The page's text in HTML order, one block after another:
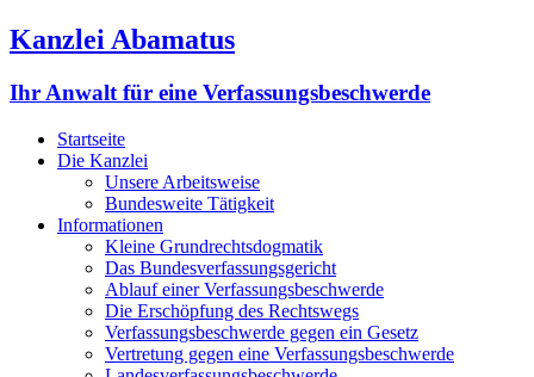
Kanzlei Abamatus
Ihr Anwalt für eine Verfassungsbeschwerde
Startseite
Die Kanzlei
Unsere Arbeitsweise
Bundesweite Tätigkeit
Informationen
Kleine Grundrechtsdogmatik
Das Bundesverfassungsgericht
Ablauf einer Verfassungsbeschwerde
Die Erschöpfung des Rechtswegs
Verfassungsbeschwerde gegen ein Gesetz
Vertretung gegen eine Verfassungsbeschwerde